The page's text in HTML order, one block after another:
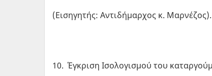
(Εισηγητής: Αντιδήμαρχος κ. Μαρνέζος).
10. Έγκριση Ισολογισμού του